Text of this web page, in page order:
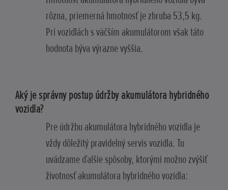
rôzna, priemerná hmotnosť je zhruba 53,5 kg.
Pri vozidlách s väčším akumulátorom však táto
hodnota býva výrazne vyššia.
Aký je správny postup údržby akumulátora hybridného
vozidla?
Pre údržbu akumulátora hybridného vozidla je
vždy dôležitý pravidelný servis vozidla. Tu
uvádzame ďalšie spôsoby, ktorými možno zvýšiť
životnosť akumulátora hybridného vozidla: